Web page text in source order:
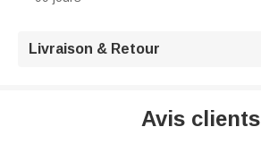
Livraison & Retour
Avis clients